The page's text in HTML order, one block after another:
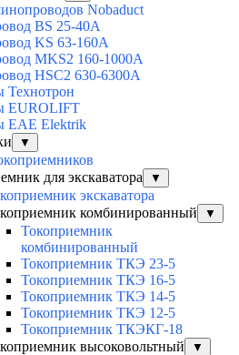
Nobaduct
BS 25-40A
KS 63-160A
MKS2 160-1000A
HSC2 630-6300A
EUROLIFT
EAE Elektrik
▼
для экскаватора
▼
экскаватора
комбинированный
▼
Токоприемник
комбинированный
Токоприемник ТКЭ 23-5
Токоприемник ТКЭ 16-5
Токоприемник ТКЭ 14-5
Токоприемник ТКЭ 12-5
Токоприемник ТКЭКГ-18
высоковольтный
▼